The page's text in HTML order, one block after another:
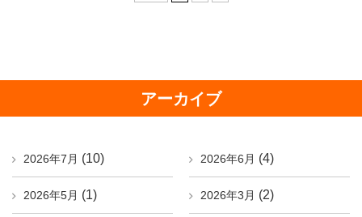
アーカイブ
2026年7月 (10) 2026年6月 (4)
2026年5月 (1) 2026年3月 (2)